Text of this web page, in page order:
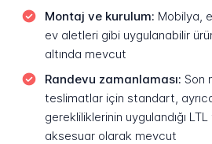
Montaj ve kurulum: Mobilya,
ev aletleri gibi uygulanabilir
altında mevcut
Randevu zamanlaması: Son
teslimatlar için standart,
gerekliliklerinin uygulandığı
aksesuar olarak mevcut